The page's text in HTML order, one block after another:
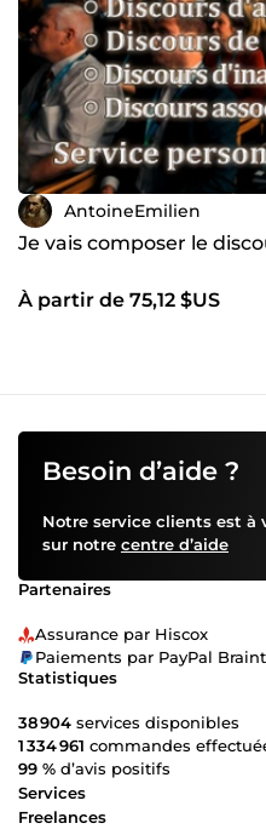
AntoineEmilien
Je vais composer le
À partir de 75,12 $US
Besoin d’aide ?
Notre service clients est à
sur notre centre d’aide
Partenaires
Assurance par Hiscox
Paiements par PayPal
Statistiques
38 904 services disponibles
1 334 961 commandes
99 % d’avis positifs
Services
Freelances